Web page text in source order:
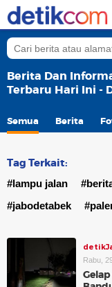
Berita Dan
Terbaru Hari Ini -
Semua Berita
Tag Terkait:
#lampu jalan
#jabodetabek
Rabu,